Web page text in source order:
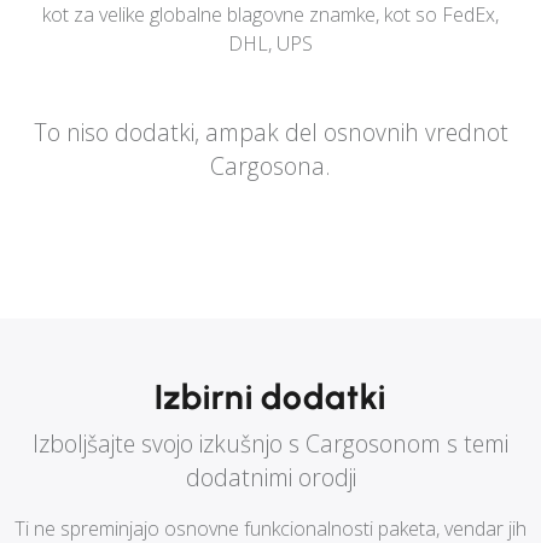
kot za velike globalne blagovne znamke, kot so FedEx,
DHL, UPS
To niso dodatki, ampak del osnovnih vrednot
Cargosona.
Izbirni dodatki
Izboljšajte svojo izkušnjo s Cargosonom s temi
dodatnimi orodji
Ti ne spreminjajo osnovne funkcionalnosti paketa, vendar jih